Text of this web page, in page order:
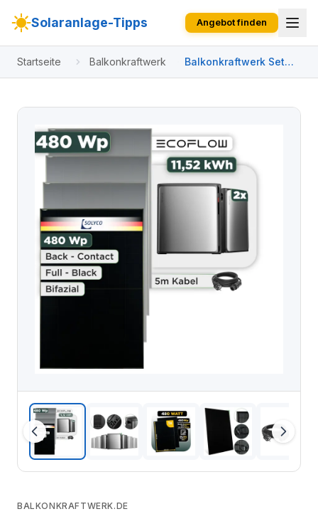
Solaranlage-Tipps Angebot finden
Startseite Balkonkraftwerk
Balkonkraftwerk Set
480 Wp Ecoflow
kWh / Solyco 480 Wp
Back Contact Modul / 1
Modul / Schuko
Stecker / 1,5 m
BALKONKRAFTWERK.DE